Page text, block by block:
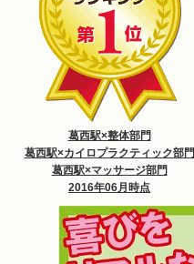
葛西駅×整体部門
葛西駅×カイロプラクティック部門
葛西駅×マッサージ部門
2016年06月時点